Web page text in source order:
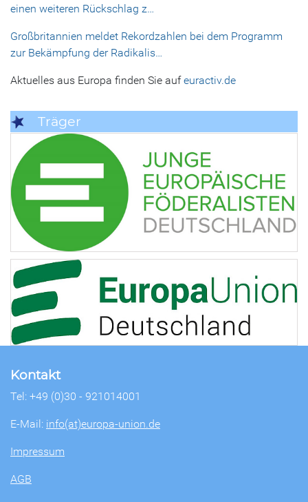
einen weiteren Rückschlag z…
Großbritannien meldet Rekordzahlen bei dem Programm
zur Bekämpfung der Radikalis…
Aktuelles aus Europa finden Sie aufeuractiv.de
Träger
Kontakt
Tel: +49 (0)30 - 921014001
E-Mail: info(at)europa-union.de
Impressum
AGB